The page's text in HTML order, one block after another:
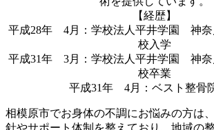
【経歴】
平成28年 4月：学校法人平井学園 神奈
校入学
平成31年 3月：学校法人平井学園 神奈
校卒業
平成31年 4月：ベスト整骨
相模原市でお身体の不調にお悩みの方は